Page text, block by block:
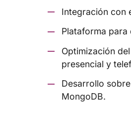
Integración con
Plataforma
Optimización
presencial y
Desarrollo
MongoDB.